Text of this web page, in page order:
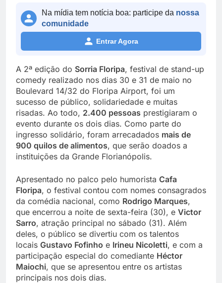
Na mídia tem notícia boa: participe da nossa
comunidade
Entrar Agora
A 2ª edição do Sorria Floripa, festival de stand-up
comedy realizado nos dias 30 e 31 de maio no
Boulevard 14/32 do Floripa Airport, foi um
sucesso de público, solidariedade e muitas
risadas. Ao todo, 2.400 pessoas prestigiaram o
evento durante os dois dias. Como parte do
ingresso solidário, foram arrecadados mais de
900 quilos de alimentos, que serão doados a
instituições da Grande Florianópolis.
Apresentado no palco pelo humorista Cafa
Floripa, o festival contou com nomes consagrados
da comédia nacional, como Rodrigo Marques,
que encerrou a noite de sexta-feira (30), e Victor
Sarro, atração principal no sábado (31). Além
deles, o público se divertiu com os talentos
locais Gustavo Fofinho e Irineu Nicoletti, e com a
participação especial do comediante Héctor
Maiochi, que se apresentou entre os artistas
principais nos dois dias.